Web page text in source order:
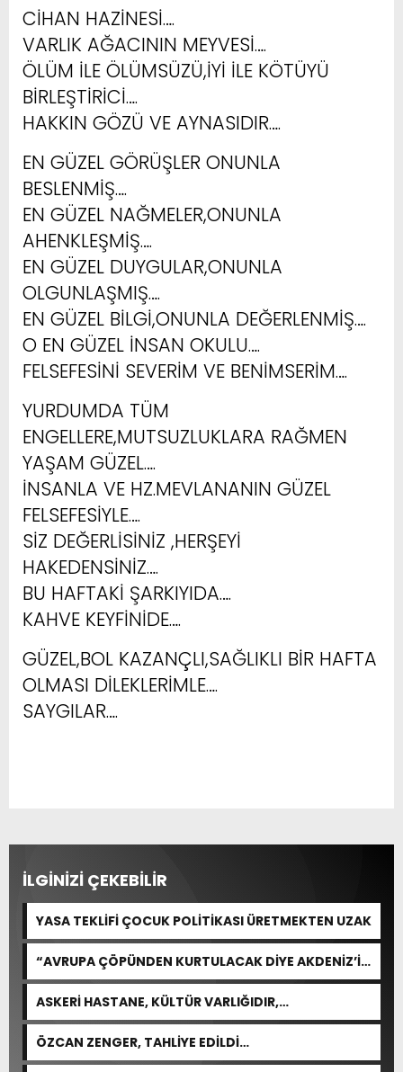
CİHAN HAZİNESİ….
VARLIK AĞACININ MEYVESİ….
ÖLÜM İLE ÖLÜMSÜZÜ,İYİ İLE KÖTÜYÜ
BİRLEŞTİRİCİ….
HAKKIN GÖZÜ VE AYNASIDIR….
EN GÜZEL GÖRÜŞLER ONUNLA
BESLENMİŞ….
EN GÜZEL NAĞMELER,ONUNLA
AHENKLEŞMİŞ….
EN GÜZEL DUYGULAR,ONUNLA
OLGUNLAŞMIŞ….
EN GÜZEL BİLGİ,ONUNLA DEĞERLENMİŞ….
O EN GÜZEL İNSAN OKULU….
FELSEFESİNİ SEVERİM VE BENİMSERİM….
YURDUMDA TÜM
ENGELLERE,MUTSUZLUKLARA RAĞMEN
YAŞAM GÜZEL….
İNSANLA VE HZ.MEVLANANIN GÜZEL
FELSEFESİYLE….
SİZ DEĞERLİSİNİZ ,HERŞEYİ
HAKEDENSİNİZ….
BU HAFTAKİ ŞARKIYIDA….
KAHVE KEYFİNİDE….
GÜZEL,BOL KAZANÇLI,SAĞLIKLI BİR HAFTA
OLMASI DİLEKLERİMLE….
SAYGILAR….
İLGİNİZİ ÇEKEBİLİR
YASA TEKLİFİ ÇOCUK POLİTİKASI ÜRETMEKTEN UZAK
“AVRUPA ÇÖPÜNDEN KURTULACAK DİYE AKDENİZ’İ
FEDA EDEMEZSİNİZ!”
ASKERİ HASTANE, KÜLTÜR VARLIĞIDIR,
ÖZELLEŞTİRİLEMEZ!
ÖZCAN ZENGER, TAHLİYE EDİLDİ…